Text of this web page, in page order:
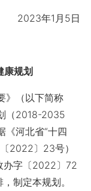
2023年1月5日
康规划
（以下简称
（2018-2035
《河北省“十四
2022〕23号）
办字〔2022〕72
制定本规划。